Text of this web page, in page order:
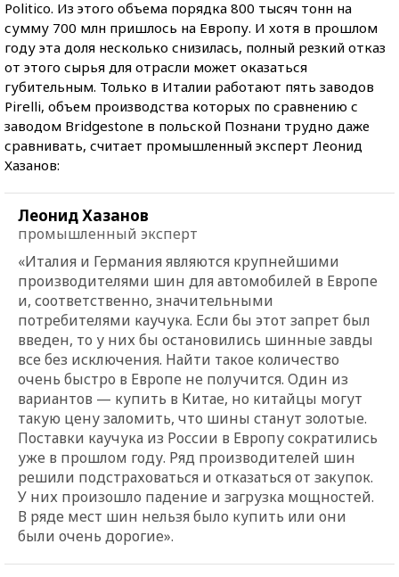
Politico. Из этого объема порядка 800 тысяч тонн на
сумму 700 млн пришлось на Европу. И хотя в прошлом
году эта доля несколько снизилась, полный резкий отказ
от этого сырья для отрасли может оказаться
губительным. Только в Италии работают пять заводов
Pirelli, объем производства которых по сравнению с
заводом Bridgestone в польской Познани трудно даже
сравнивать, считает промышленный эксперт Леонид
Хазанов:
Леонид Хазанов
промышленный эксперт
«Италия и Германия являются крупнейшими
производителями шин для автомобилей в Европе
и, соответственно, значительными
потребителями каучука. Если бы этот запрет был
введен, то у них бы остановились шинные завды
все без исключения. Найти такое количество
очень быстро в Европе не получится. Один из
вариантов — купить в Китае, но китайцы могут
такую цену заломить, что шины станут золотые.
Поставки каучука из России в Европу сократились
уже в прошлом году. Ряд производителей шин
решили подстраховаться и отказаться от закупок.
У них произошло падение и загрузка мощностей.
В ряде мест шин нельзя было купить или они
были очень дорогие».